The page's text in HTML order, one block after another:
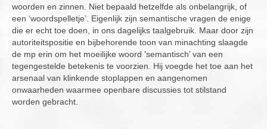
woorden en zinnen. Niet bepaald hetzelfde als onbelangrijk, of
een ‘woordspelletje’. Eigenlijk zijn semantische vragen de enige
die er echt toe doen, in ons dagelijks taalgebruik. Maar door zijn
autoriteitspositie en bijbehorende toon van minachting slaagde
de mp erin om het moeilijke woord 'semantisch’ van een
tegengestelde betekenis te voorzien. Hij voegde het toe aan het
arsenaal van klinkende stoplappen en aangenomen
onwaarheden waarmee openbare discussies tot stilstand
worden gebracht.